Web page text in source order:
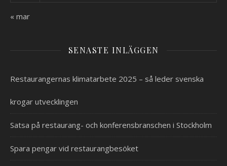
« mar
SENASTE INLÄGGEN
Restaurangernas klimatarbete 2025 – så leder svenska
krogar utvecklingen
Satsa på restaurang- och konferensbranschen i Stockholm
Spara pengar vid restaurangbesöket